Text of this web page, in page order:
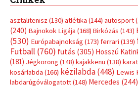
asztalitenisz (130) atlétika (144) autosport
(240) Bajnokok Ligája (168) Birkózás (143)
(530) Európabajnokság (173) ferrari (139)
Futball (760) futás (305) Hosszú
(181) Jégkorong (148) kajakkenu (138)
kosárlabda (166) kézilabda(448) Lewis
labdarúgóválogatott(148) Mercedes (244)